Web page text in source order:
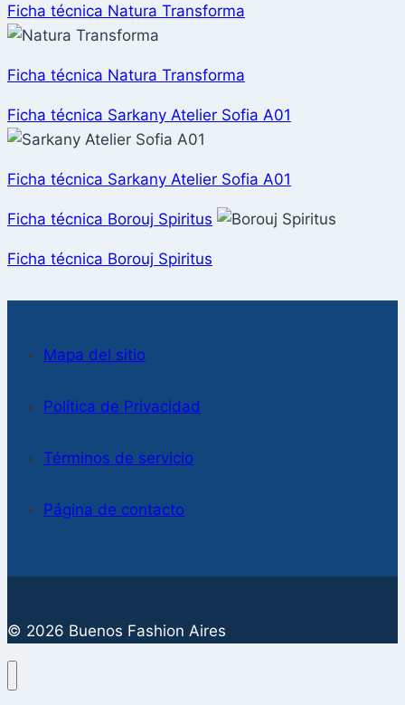
Ficha técnica Natura Transforma
Ficha técnica Natura Transforma
Ficha técnica Sarkany Atelier Sofia A01
Ficha técnica Sarkany Atelier Sofia A01
Ficha técnica Borouj Spiritus
Ficha técnica Borouj Spiritus
Mapa del sitio
Política de Privacidad
Términos de servicio
Página de contacto
© 2026 Buenos Fashion Aires